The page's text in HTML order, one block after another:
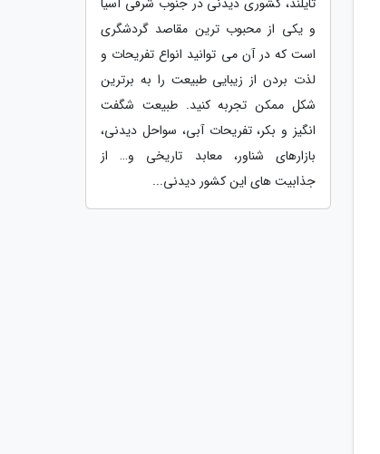
و یکی از محبوب ترین مقاصد گردشگری
است که در آن می توانید انواع تفریحات و
لذت بردن از زیبایی طبیعت را به برترین
شکل ممکن تجربه کنید. طبیعت شگفت
انگیز و بکر، تفریحات آبی، سواحل دیدنی،
بازارهای شناور، معابد تاریخی و… از
جذابیت های این کشور دیدنی...